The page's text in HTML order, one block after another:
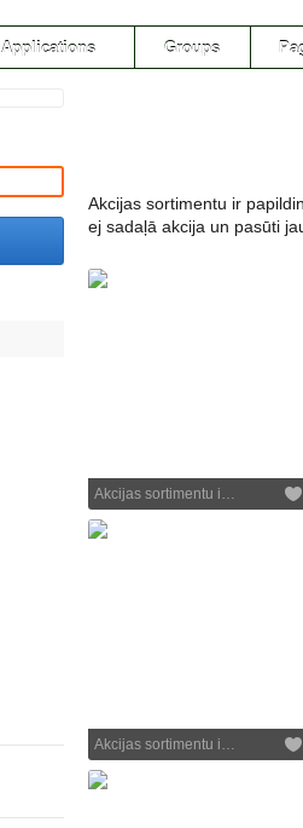
Applications Groups
Akcijas sortimentu ir
ej sadaļā akcija un pasūti
Akcijas sortimentu i…
Akcijas sortimentu i…